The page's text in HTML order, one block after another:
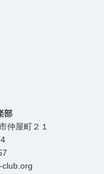
部
仲屋町２１
club.org